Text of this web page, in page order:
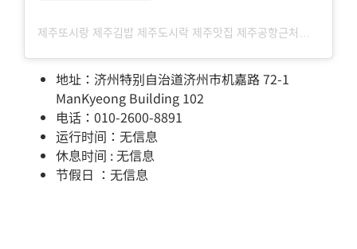
地址：济州特别自治道济州市机嘉路 72-1
ManKyeong Building 102
电话：010-2600-8891
运行时间：无信息
休息时间 : 无信息
节假日 ：无信息